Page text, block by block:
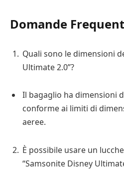
Domande
Quali sono le dimensioni
Ultimate 2.0”?
Il bagaglio ha dimensioni
conforme ai limiti di
aeree.
È possibile usare un
“Samsonite Disney